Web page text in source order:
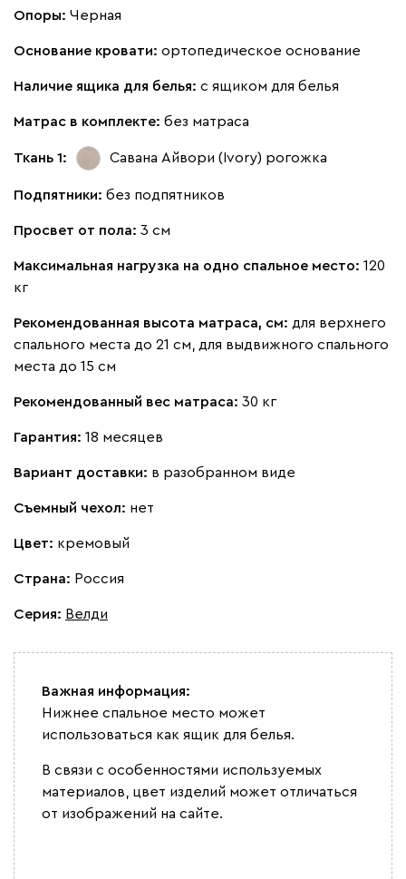
Опоры: Черная
Основание кровати: ортопедическое основание
Наличие ящика для белья: с ящиком для белья
Матрас в комплекте: без матраса
Ткань 1: Савана Айвори (Ivory) рогожка
Подпятники: без подпятников
Просвет от пола: 3 см
Максимальная нагрузка на одно спальное место: 120
кг
Рекомендованная высота матраса, см: для верхнего
спального места до 21 см, для выдвижного спального
места до 15 см
Рекомендованный вес матраса: 30 кг
Гарантия: 18 месяцев
Вариант доставки: в разобранном виде
Съемный чехол: нет
Цвет: кремовый
Страна: Россия
Серия: Велди
Важная информация:
Нижнее спальное место может
использоваться как ящик для белья.
В связи с особенностями используемых
материалов, цвет изделий может отличаться
от изображений на сайте.